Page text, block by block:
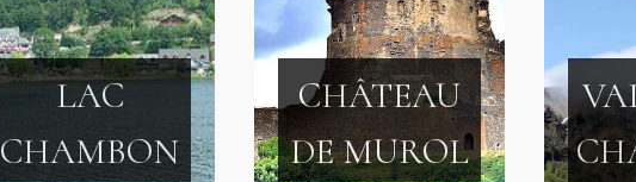
LAC
CHAMBON
CHÂTEAU
DE MUROL